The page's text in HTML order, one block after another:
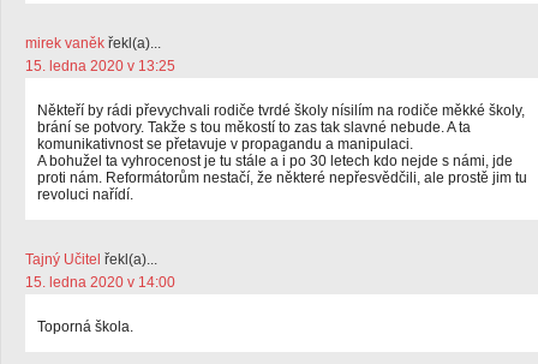
mirek vaněk řekl(a)...
15. ledna 2020 v 13:25
Někteří by rádi převychvali rodiče tvrdé školy nísilím na rodiče měkké školy,
brání se potvory. Takže s tou měkostí to zas tak slavné nebude. A ta
komunikativnost se přetavuje v propagandu a manipulaci.
A bohužel ta vyhrocenost je tu stále a i po 30 letech kdo nejde s námi, jde
proti nám. Reformátorům nestačí, že některé nepřesvědčili, ale prostě jim tu
revoluci nařídí.
Tajný Učitel řekl(a)...
15. ledna 2020 v 14:00
Toporná škola.